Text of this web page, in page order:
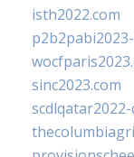
isth2022.com
sinc2023.com
scdlqatar2022-